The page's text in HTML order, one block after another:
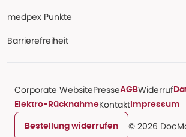
medpex Punkte
Barrierefreiheit
Corporate WebsitePresseAGBWiderruf
Elektro-RücknahmeKontakt Impressum
Bestellung widerrufen © 2026